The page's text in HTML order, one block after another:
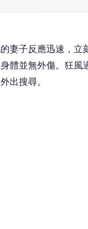
妻子反應迅速，立
體並無外傷。狂風
出搜尋。